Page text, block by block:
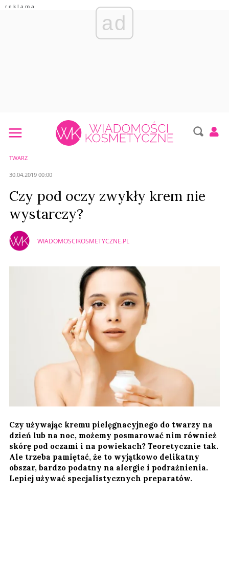
ad
TWARZ
30.04.2019 00:00
Czy pod oczy zwykły krem nie
wystarczy?
WIADOMOSCIKOSMETYCZNE.PL
Czy używając kremu pielęgnacyjnego do twarzy na
dzień lub na noc, możemy posmarować nim również
skórę pod oczami i na powiekach? Teoretycznie tak.
Ale trzeba pamiętać, że to wyjątkowo delikatny
obszar, bardzo podatny na alergie i podrażnienia.
Lepiej używać specjalistycznych preparatów.